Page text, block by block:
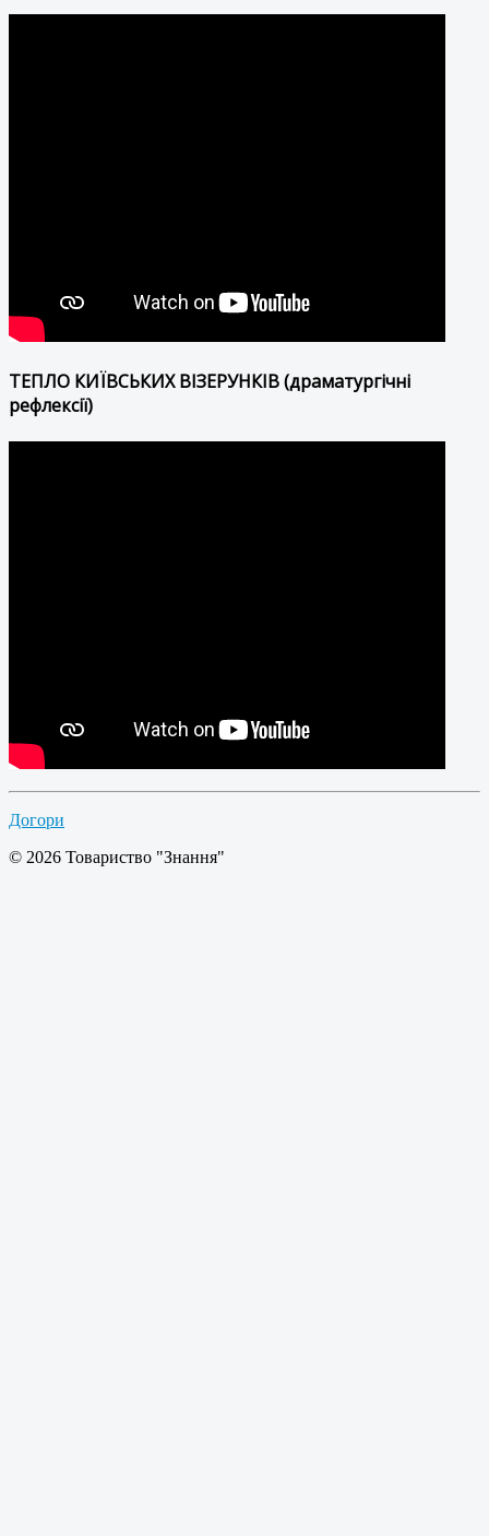
ТЕПЛО КИЇВСЬКИХ ВІЗЕРУНКІВ (драматургічні
рефлексії)
Догори
© 2026 Товариство "Знання"